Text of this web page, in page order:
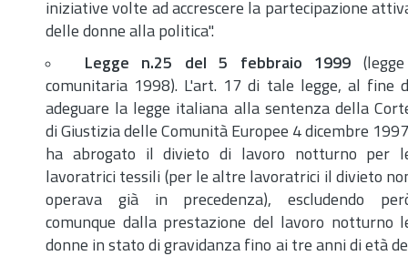
iniziative volte ad accrescere la partecipazione
delle donne alla politica".
Legge n.25 del 5 febbraio 1999 (legge
comunitaria 1998). L'art. 17 di tale legge, al fine
adeguare la legge italiana alla sentenza della
di Giustizia delle Comunità Europee 4 dicembre
ha abrogato il divieto di lavoro notturno per
lavoratrici tessili (per le altre lavoratrici il divieto
operava già in precedenza), escludendo
comunque dalla prestazione del lavoro notturno
donne in stato di gravidanza fino ai tre anni di età